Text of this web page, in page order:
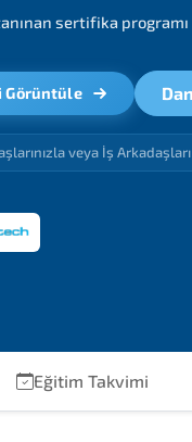
sertifika programı
Görüntüle
veya İş
Eğitim Takvimi